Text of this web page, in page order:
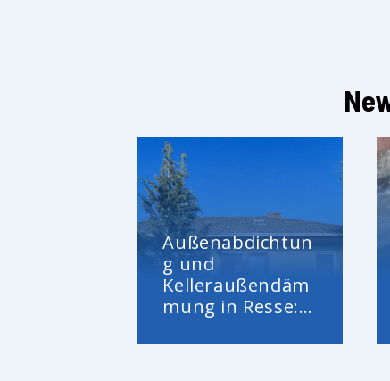
Außenabdichtun
g und
Kelleraußendäm
mung in Resse:
und